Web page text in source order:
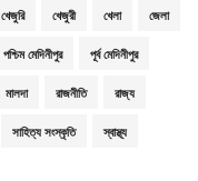
খেজুরি খেজুরী খেলা জেলা
পশ্চিম মেদিনীপুর পূর্ব মেদিনীপুর
মালদা রাজনীতি রাজ্য
সাহিত্য সংস্কৃতি স্বাস্থ্য